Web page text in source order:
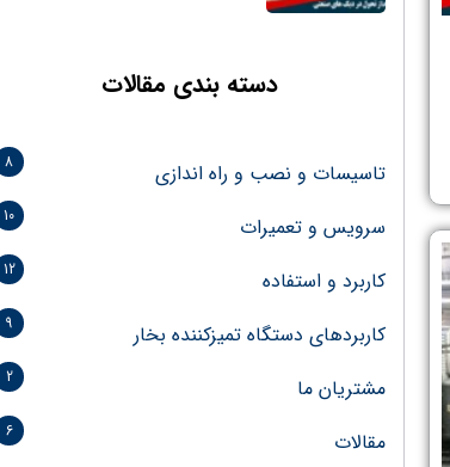
دسته بندی مقالات
تاسیسات و نصب و راه اندازی 8
سرویس و تعمیرات 10
کاربرد و استفاده 12
کاربردهای دستگاه تمیزکننده بخار 9
مشتریان ما 2
مقالات 6